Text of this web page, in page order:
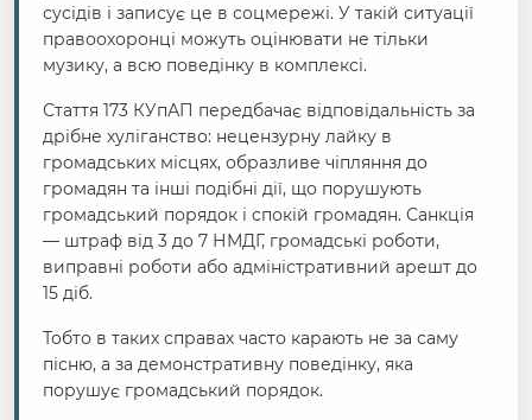
сусідів і записує це в соцмережі. У такій ситуації
правоохоронці можуть оцінювати не тільки
музику, а всю поведінку в комплексі.
Стаття 173 КУпАП передбачає відповідальність за
дрібне хуліганство: нецензурну лайку в
громадських місцях, образливе чіпляння до
громадян та інші подібні дії, що порушують
громадський порядок і спокій громадян. Санкція
— штраф від 3 до 7 НМДГ, громадські роботи,
виправні роботи або адміністративний арешт до
15 діб.
Тобто в таких справах часто карають не за саму
пісню, а за демонстративну поведінку, яка
порушує громадський порядок.